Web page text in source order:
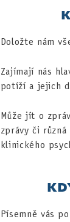
Doložte nám
Zajímají nás
potíží a jejich
Může jít o
zprávy či
klinického
Písemně vás